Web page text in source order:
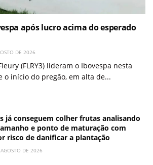
após lucro acima do esperado
DE 2026
(FLRY3) lideram o Ibovespa nesta
o início do pregão, em alta de...
já conseguem colher frutas analisando
e ponto de maturação com
risco de danificar a plantação
DE 2026